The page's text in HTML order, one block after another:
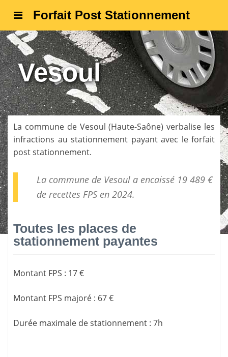
Forfait Post Stationnement
Vesoul
La commune de Vesoul (Haute-Saône) verbalise les
infractions au stationnement payant avec le forfait
post stationnement.
La commune de Vesoul a encaissé 19 489 €
de recettes FPSen 2024.
Toutes les places de
stationnement payantes
Montant FPS : 17 €
Montant FPS majoré : 67 €
Durée maximale de stationnement : 7h